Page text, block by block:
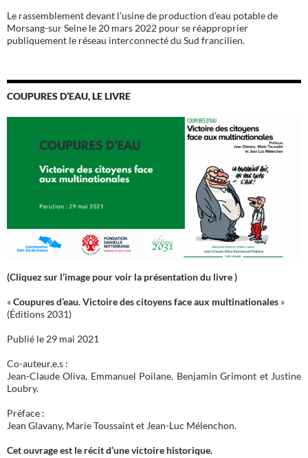
Le rassemblement devant l'usine de production d'eau potable de
Morsang-sur Seine le 20 mars 2022 pour se réapproprier
publiquement le réseau interconnecté du Sud francilien.
COUPURES D’EAU, LE LIVRE
(Cliquez sur l’image pour voir la présentation du livre )
«Coupures d’eau. Victoire des citoyens face aux multinationales »
(Éditions 2031)
Publié le 29 mai 2021
Co-auteur.e.s :
Jean-Claude Oliva, Emmanuel Poilane, Benjamin Grimont et Justine
Loubry.
Préface :
Jean Glavany, Marie Toussaint et Jean-Luc Mélenchon.
Cet ouvrage est le récit d’une victoire historique.